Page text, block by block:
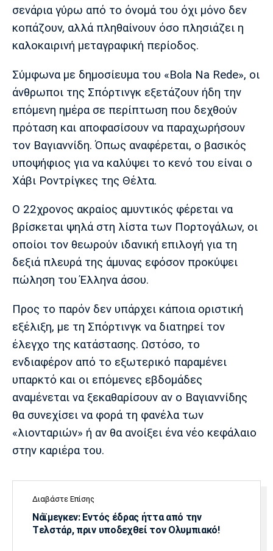
Λίβερπουλ
Μάντσεστερ
Γιουβέντους
Ίντερ Μίλαν Μπάγερν
Μπορούσια
Ντόρτμουντ
Παρί Σεν
Ζερμέν
Μαρσέιγ
Μονακό
Ερυθρός
Αστέρας
Τότεναμ
σενάρια γύρω από το όνομά του όχι μόνο δεν
κοπάζουν, αλλά πληθαίνουν όσο πλησιάζει η
καλοκαιρινή μεταγραφική περίοδος.
Σύμφωνα με δημοσίευμα του «Bola Na Rede», οι
άνθρωποι της Σπόρτινγκ εξετάζουν ήδη την
επόμενη ημέρα σε περίπτωση που δεχθούν
πρόταση και αποφασίσουν να παραχωρήσουν
τον Βαγιαννίδη. Όπως αναφέρεται, ο βασικός
υποψήφιος για να καλύψει το κενό του είναι ο
Χάβι Ροντρίγκες της Θέλτα.
Ο 22χρονος ακραίος αμυντικός φέρεται να
βρίσκεται ψηλά στη λίστα των Πορτογάλων, οι
οποίοι τον θεωρούν ιδανική επιλογή για τη
δεξιά πλευρά της άμυνας εφόσον προκύψει
πώληση του Έλληνα άσου.
Προς το παρόν δεν υπάρχει κάποια οριστική
εξέλιξη, με τη Σπόρτινγκ να διατηρεί τον
έλεγχο της κατάστασης. Ωστόσο, το
ενδιαφέρον από το εξωτερικό παραμένει
υπαρκτό και οι επόμενες εβδομάδες
αναμένεται να ξεκαθαρίσουν αν ο Βαγιαννίδης
θα συνεχίσει να φορά τη φανέλα των
«λιονταριών» ή αν θα ανοίξει ένα νέο κεφάλαιο
στην καριέρα του.
Διαβάστε Επίσης
Νάϊμεγκεν: Εντός έδρας ήττα από την
Tελστάρ, πριν υποδεχθεί τον Ολυμπιακό!